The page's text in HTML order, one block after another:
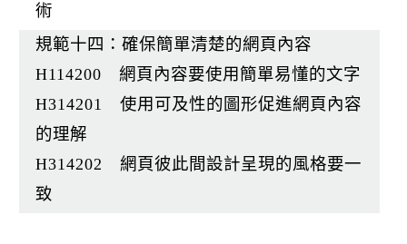
術
規範十四：確保簡單清楚的網頁內容
H114200 網頁內容要使用簡單易懂的文字
H314201 使用可及性的圖形促進網頁內容
的理解
H314202 網頁彼此間設計呈現的風格要一
致